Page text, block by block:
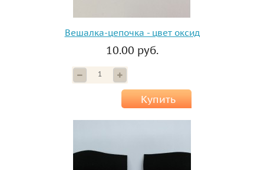
Вешалка-цепочка - цвет оксид
10.00 руб.
Купить